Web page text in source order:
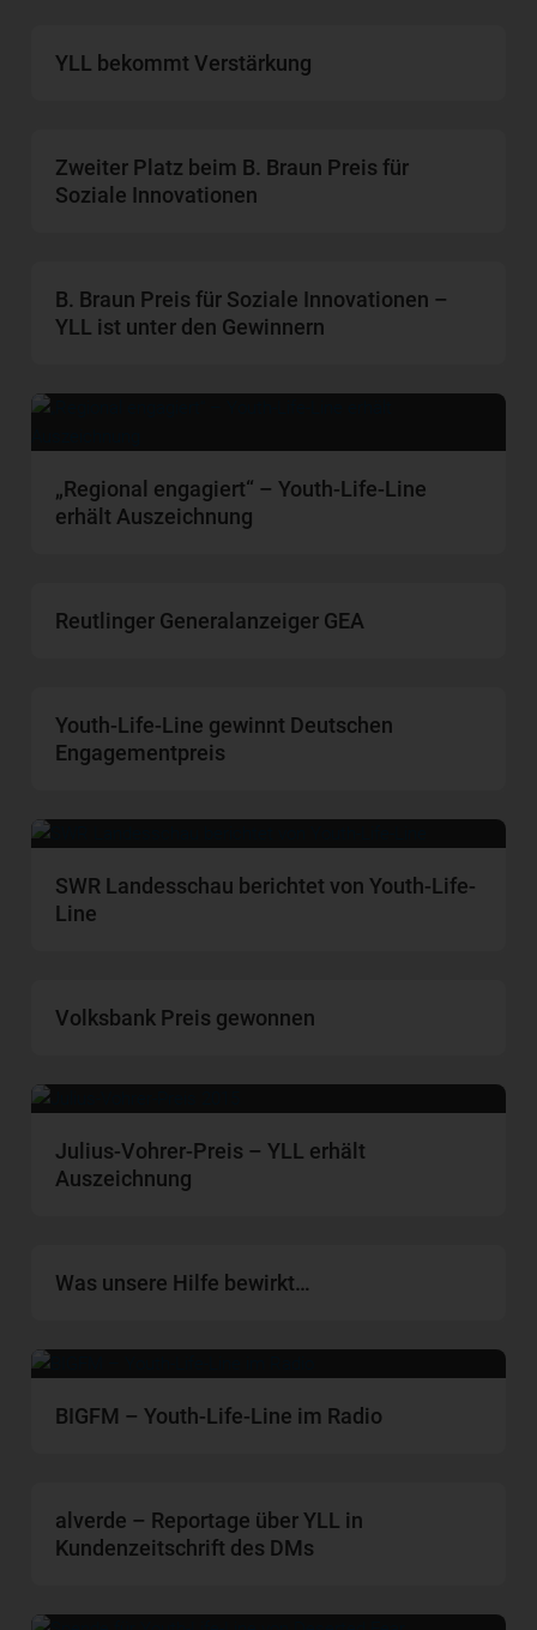
YLL bekommt Verstärkung
Zweiter Platz beim B. Braun Preis für
Soziale Innovationen
B. Braun Preis für Soziale Innovationen –
YLL ist unter den Gewinnern
„Regional engagiert“ – Youth-Life-Line
erhält Auszeichnung
Reutlinger Generalanzeiger GEA
Youth-Life-Line gewinnt Deutschen
Engagementpreis
SWR Landesschau berichtet von Youth-Life-
Line
Volksbank Preis gewonnen
Julius-Vohrer-Preis – YLL erhält
Auszeichnung
Was unsere Hilfe bewirkt…
BIGFM – Youth-Life-Line im Radio
alverde – Reportage über YLL in
Kundenzeitschrift des DMs